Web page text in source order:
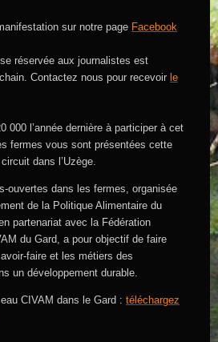
sur notre page Facebook
réservée aux journalistes est
Contactez nous pour recevoir le
000 l’année dernière à participer à cet
fermes vous sont présentées cette
dans l’Uzège.
ouvertes dans les fermes, organisée
de la Politique Alimentaire du
partenariat avec la Fédération
du Gard, a pour objectif de faire
faire et les métiers des
un développement durable.
CIVAM dans le Gard : téléchargez